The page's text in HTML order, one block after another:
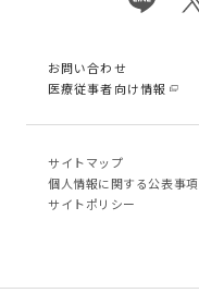
お問い合わせ
医療従事者向け情報
サイトマップ
個⼈情報に関する公表事項
サイトポリシー